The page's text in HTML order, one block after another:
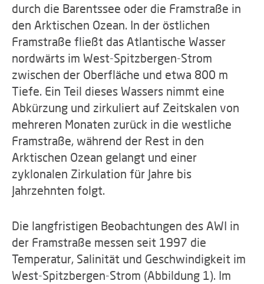
durch die Barentssee oder die Framstraße in
den Arktischen Ozean. In der östlichen
Framstraße fließt das Atlantische Wasser
nordwärts im West-Spitzbergen-Strom
zwischen der Oberfläche und etwa 800 m
Tiefe. Ein Teil dieses Wassers nimmt eine
Abkürzung und zirkuliert auf Zeitskalen von
mehreren Monaten zurück in die westliche
Framstraße, während der Rest in den
Arktischen Ozean gelangt und einer
zyklonalen Zirkulation für Jahre bis
Jahrzehnten folgt.
Die langfristigen Beobachtungen des AWI in
der Framstraße messen seit 1997 die
Temperatur, Salinität und Geschwindigkeit im
West-Spitzbergen-Strom (Abbildung 1). Im